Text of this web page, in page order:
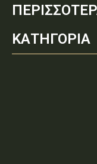
ΚΑΤΗΓΟΡΙΑ